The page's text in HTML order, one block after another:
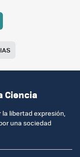
Ciencia
libertad expresión,
una sociedad